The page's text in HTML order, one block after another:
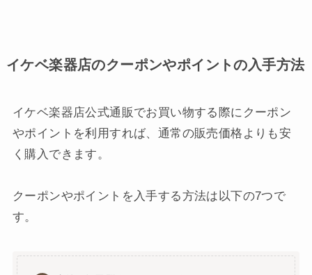
イケベ楽器店のクーポンやポイントの入手方法
イケベ楽器店公式通販でお買い物する際にクーポン
やポイントを利用すれば、通常の販売価格よりも安
く購入できます。
クーポンやポイントを入手する方法は以下の7つで
す。